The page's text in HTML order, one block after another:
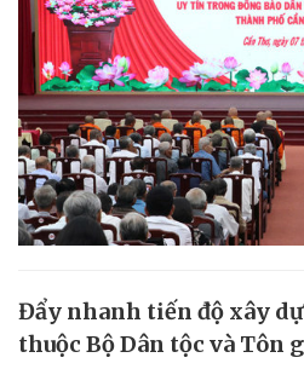
Đẩy nhanh tiến độ xây
thuộc Bộ Dân tộc và Tôn